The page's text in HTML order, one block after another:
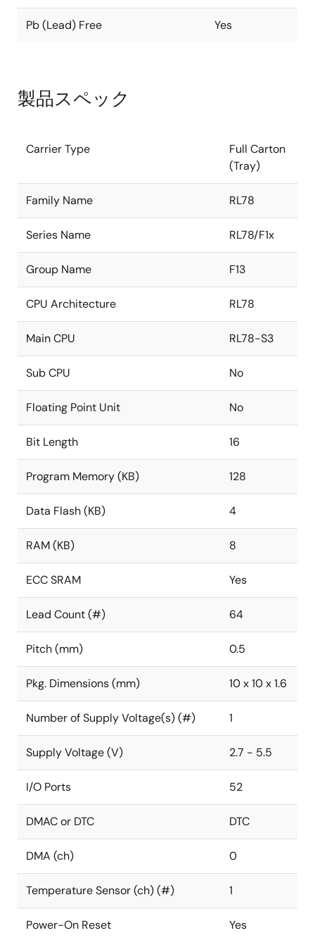
Pb (Lead) Free Yes
製品スペック
Carrier Type
Full Carton
(Tray)
Family Name RL78
Series Name RL78/F1x
Group Name F13
CPU Architecture RL78
Main CPU RL78-S3
Sub CPU No
Floating Point Unit No
Bit Length 16
Program Memory (KB) 128
Data Flash (KB) 4
RAM (KB) 8
ECC SRAM Yes
Lead Count (#) 64
Pitch (mm) 0.5
Pkg. Dimensions (mm) 10 x 10 x 1.6
Number of Supply Voltage(s) (#) 1
Supply Voltage (V) 2.7 - 5.5
I/O Ports 52
DMAC or DTC DTC
DMA (ch) 0
Temperature Sensor (ch) (#) 1
Power-On Reset Yes